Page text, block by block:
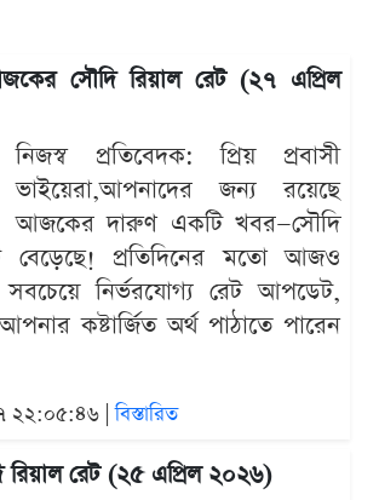
সৌদি রিয়াল রেট (২৭ এপ্রিল
নিজস্ব প্রতিবেদক: প্রিয় প্রবাসী
ভাইয়েরা,আপনাদের জন্য রয়েছে
আজকের দারুণ একটি খবর—সৌদি
বেড়েছে! প্রতিদিনের মতো আজও
নির্ভরযোগ্য রেট আপডেট,
কষ্টার্জিত অর্থ পাঠাতে পারেন
২২:০৫:৪৬ |বিস্তারিত
রেট (২৫ এপ্রিল ২০২৬)